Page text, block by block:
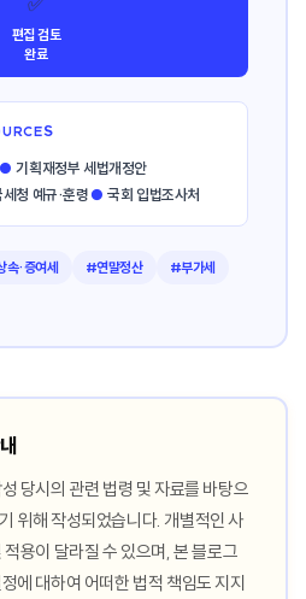
편집 검토
완료
● 기획재정부 세법개정안
세청 예규·훈령● 국회 입법조사처
·증여세 #연말정산 #부가세
당시의 관련 법령 및 자료를 바탕으
위해 작성되었습니다. 개별적인 사
용이 달라질 수 있으며, 본 블로그
에 대하여 어떠한 법적 책임도 지지